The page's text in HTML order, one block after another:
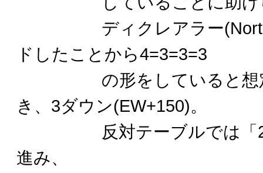
ディクレアラー(North)
ドしたことから4=3=3=3
の形をしていると想
き、3ダウン(EW+150)。
反対テーブルでは「
進み、